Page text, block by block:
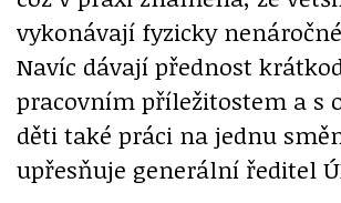
vykonávají fyzicky
Navíc dávají přednost
pracovním příležitostem a s
děti také práci na jednu
upřesňuje generální ředitel